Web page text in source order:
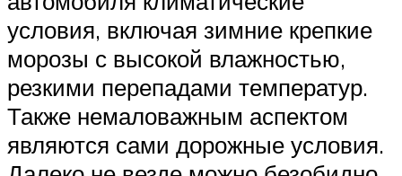
условия, включая зимние крепкие
морозы с высокой влажностью,
резкими перепадами температур.
Также немаловажным аспектом
являются сами дорожные условия.